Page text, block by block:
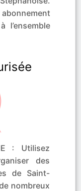
l’ensemble
: Utilisez
des
de Saint-
nombreux